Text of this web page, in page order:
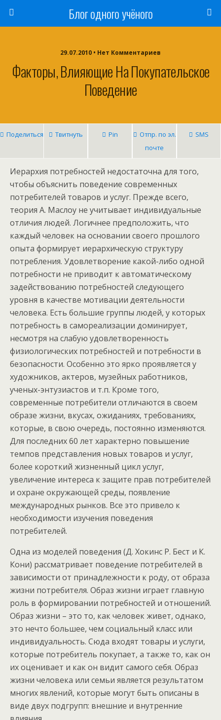
Блог одного учёного
29.07.2010 • Нет Комментариев
Факторы, Влияющие На Покупательское
Поведение
Поделиться Твитнуть Pin
Отпр. по эл.
почте
SMS
Иерархия потребностей недостаточна для того,
чтобы объяснить поведение современных
потребителей товаров и услуг. Прежде всего,
теория А. Маслоу не учитывает индивидуальные
отличия людей. Логичнее предположить, что
каждый человек на основании своего прошлого
опыта формирует иерархическую структуру
потребления. Удовлетворение какой-либо одной
потребности не приводит к автоматическому
задействованию потребностей следующего
уровня в качестве мотивации деятельности
человека. Есть большие группы людей, у которых
потребность в самореализации доминирует,
несмотря на слабую удовлетворенность
физиологических потребностей и потребности в
безопасности. Особенно это ярко проявляется у
художников, актеров, музейных работников,
ученых-энтузиастов и т.п. Кроме того,
современные потребители отличаются в своем
образе жизни, вкусах, ожиданиях, требованиях,
которые, в свою очередь, постоянно изменяются.
Для последних 60 лет характерно повышение
темпов представления новых товаров и услуг,
более короткий жизненный цикл услуг,
увеличение интереса к защите прав потребителей
и охране окружающей среды, появление
международных рынков. Все это привело к
необходимости изучения поведения
потребителей.
Одна из моделей поведения (Д. Хокинс Р. Бест и К.
Кони) рассматривает поведение потребителей в
зависимости от принадлежности к роду, от образа
жизни потребителя. Образ жизни играет главную
роль в формировании потребностей и отношений.
Образ жизни – это то, как человек живет, однако,
это нечто большее, чем социальный класс или
индивидуальность. Сюда входят товары и услуги,
которые потребитель покупает, а также то, как он
их оценивает и как он видит самого себя. Образ
жизни человека или семьи является результатом
многих явлений, которые могут быть описаны в
виде двух подгрупп: внешние и внутренние